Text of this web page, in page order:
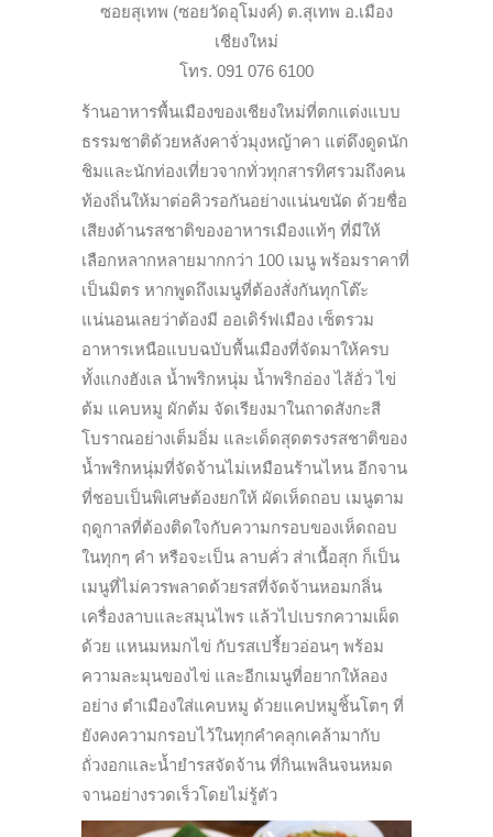
ซอยสุเทพ (ซอยวัดอุโมงค์) ต.สุเทพ อ.เมือง
เชียงใหม่
โทร. 091 076 6100
ร้านอาหารพื้นเมืองของเชียงใหม่ที่ตกแต่งแบบ
ธรรมชาติด้วยหลังคาจั่วมุงหญ้าคา แต่ดึงดูดนัก
ชิมและนักท่องเที่ยวจากทั่วทุกสารทิศรวมถึงคน
ท้องถิ่นให้มาต่อคิวรอกันอย่างแน่นขนัด ด้วยชื่อ
เสียงด้านรสชาติของอาหารเมืองแท้ๆ ที่มีให้
เลือกหลากหลายมากกว่า 100 เมนู พร้อมราคาที่
เป็นมิตร หากพูดถึงเมนูที่ต้องสั่งกันทุกโต๊ะ
แน่นอนเลยว่าต้องมี ออเดิร์ฟเมือง เซ็ตรวม
อาหารเหนือแบบฉบับพื้นเมืองที่จัดมาให้ครบ
ทั้งแกงฮังเล น้ำพริกหนุ่ม น้ำพริกอ่อง ไส้อั่ว ไข่
ต้ม แคบหมู ผักต้ม จัดเรียงมาในถาดสังกะสี
โบราณอย่างเต็มอิ่ม และเด็ดสุดตรงรสชาติของ
น้ำพริกหนุ่มที่จัดจ้านไม่เหมือนร้านไหน อีกจาน
ที่ชอบเป็นพิเศษต้องยกให้ ผัดเห็ดถอบ เมนูตาม
ฤดูกาลที่ต้องติดใจกับความกรอบของเห็ดถอบ
ในทุกๆ คำ หรือจะเป็น ลาบคั่ว ส่าเนื้อสุก ก็เป็น
เมนูที่ไม่ควรพลาดด้วยรสที่จัดจ้านหอมกลิ่น
เครื่องลาบและสมุนไพร แล้วไปเบรกความเผ็ด
ด้วย แหนมหมกไข่ กับรสเปรี้ยวอ่อนๆ พร้อม
ความละมุนของไข่ และอีกเมนูที่อยากให้ลอง
อย่าง ตำเมืองใส่แคบหมู ด้วยแคปหมูชิ้นโตๆ ที่
ยังคงความกรอบไว้ในทุกคำคลุกเคล้ามากับ
ถั่วงอกและน้ำยำรสจัดจ้าน ที่กินเพลินจนหมด
จานอย่างรวดเร็วโดยไม่รู้ตัว